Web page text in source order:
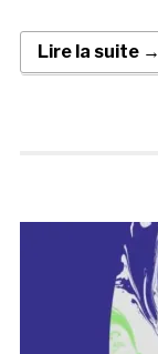
Lire la suite →